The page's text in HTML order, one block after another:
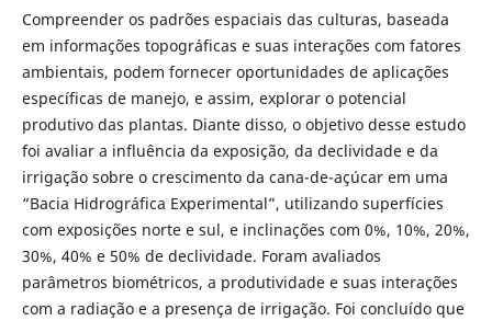
Compreender os padrões espaciais das culturas, baseada
em informações topográficas e suas interações com fatores
ambientais, podem fornecer oportunidades de aplicações
específicas de manejo, e assim, explorar o potencial
produtivo das plantas. Diante disso, o objetivo desse estudo
foi avaliar a influência da exposição, da declividade e da
irrigação sobre o crescimento da cana-de-açúcar em uma
“Bacia Hidrográfica Experimental”, utilizando superfícies
com exposições norte e sul, e inclinações com 0%, 10%, 20%,
30%, 40% e 50% de declividade. Foram avaliados
parâmetros biométricos, a produtividade e suas interações
com a radiação e a presença de irrigação. Foi concluído que